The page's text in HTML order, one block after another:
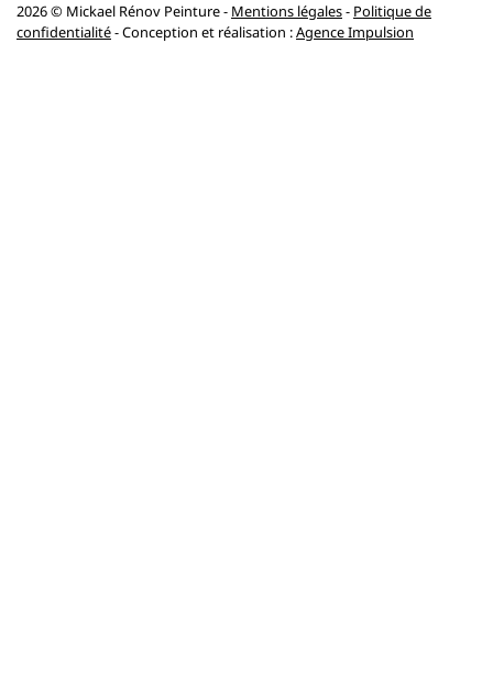
2026 © Mickael Rénov Peinture - Mentions légales- Politique de
confidentialité- Conception et réalisation :Agence Impulsion